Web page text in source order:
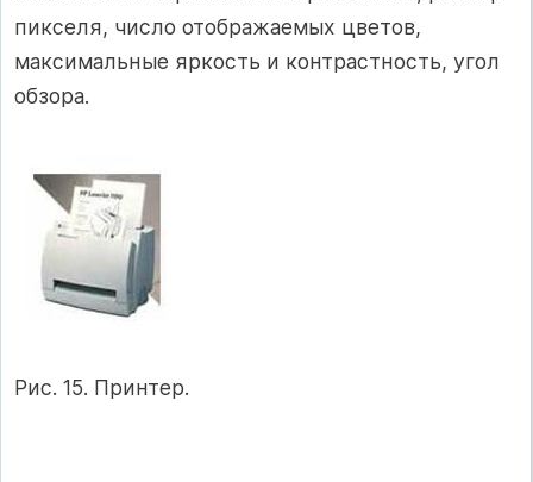
пикселя, число отображаемых цветов,
максимальные яркость и контрастность, угол
обзора.
Рис. 15. Принтер.